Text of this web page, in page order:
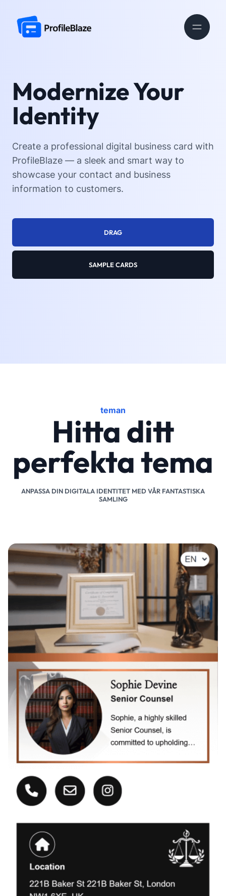
Modernize Your
Identity
Create a professional digital business card with
ProfileBlaze — a sleek and smart way to
showcase your contact and business
information to customers.
DRAG
SAMPLE CARDS
teman
Hitta ditt
perfekta tema
ANPASSA DIN DIGITALA IDENTITET MED VÅR FANTASTISKA
SAMLING